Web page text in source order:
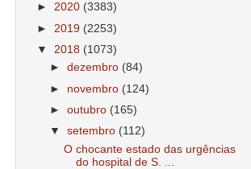
► 2020 (3383)
► 2019 (2253)
▼ 2018 (1073)
►dezembro (84)
► novembro (124)
►outubro (165)
▼setembro (112)
O chocante estado das urgências
do hospital de S. ...